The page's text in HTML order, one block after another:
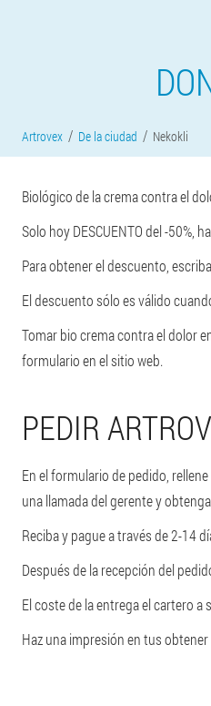
Artrovex De la ciudad Nekokli
Biológico de la crema contra el
Solo hoy DESCUENTO del -50%,
Para obtener el descuento,
El descuento sólo es válido
Tomar bio crema contra el dolor
formulario en el sitio web.
PEDIR
En el formulario de pedido,
una llamada del gerente y
Reciba y pague a través de 2-14
Después de la recepción del
El coste de la entrega el cartero
Haz una impresión en tus